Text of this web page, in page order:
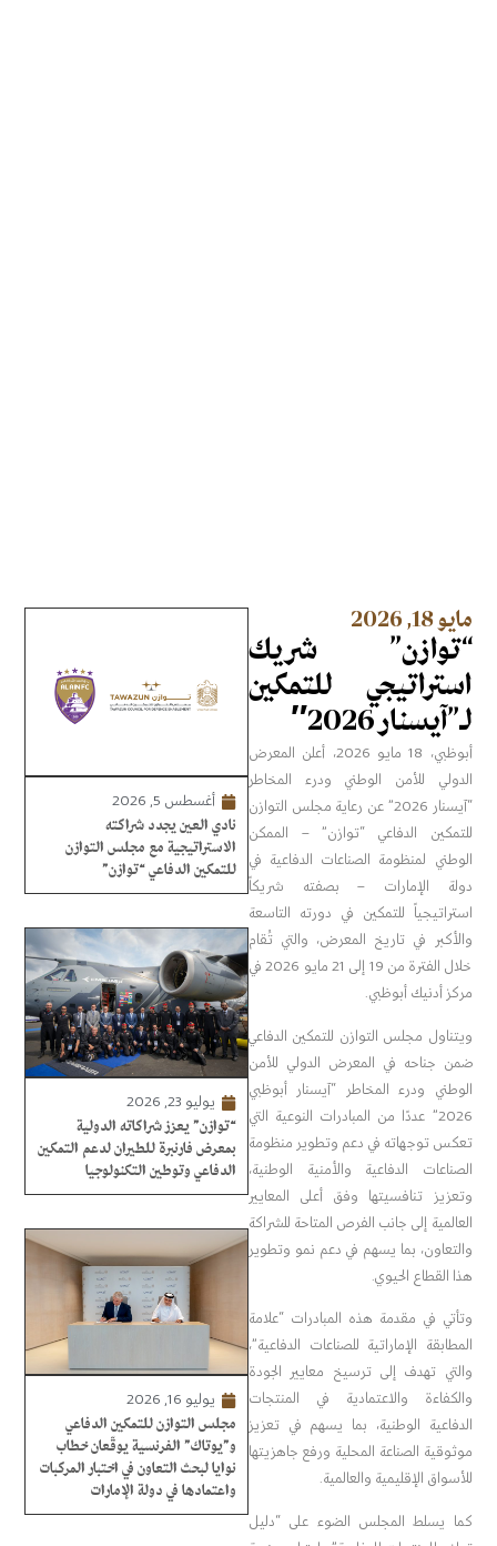
مايو 18, 2026
“توازن” شريك
استراتيجي للتمكين
لـ”آيسنار 2026″
أبوظبي، 18 مايو 2026، أعلن المعرض
الدولي للأمن الوطني ودرء المخاطر
“آيسنار 2026” عن رعاية مجلس التوازن
للتمكين الدفاعي “توازن” – الممكن
الوطني لمنظومة الصناعات الدفاعية في
دولة الإمارات – بصفته شريكاً
استراتيجياً للتمكين في دورته التاسعة
والأكبر في تاريخ المعرض، والتي تُقام
خلال الفترة من 19 إلى 21 مايو 2026 في
مركز أدنيك أبوظبي.
ويتناول مجلس التوازن للتمكين الدفاعي
ضمن جناحه في المعرض الدولي للأمن
الوطني ودرء المخاطر “آيسنار أبوظبي
2026” عددًا من المبادرات النوعية التي
تعكس توجهاته في دعم وتطوير منظومة
الصناعات الدفاعية والأمنية الوطنية،
وتعزيز تنافسيتها وفق أعلى المعايير
العالمية إلى جانب الفرص المتاحة للشراكة
والتعاون، بما يسهم في دعم نمو وتطوير
هذا القطاع الحيوي.
وتأتي في مقدمة هذه المبادرات “علامة
المطابقة الإماراتية للصناعات الدفاعية”،
والتي تهدف إلى ترسيخ معايير الجودة
والكفاءة والاعتمادية في المنتجات
الدفاعية الوطنية، بما يسهم في تعزيز
موثوقية الصناعة المحلية ورفع جاهزيتها
للأسواق الإقليمية والعالمية.
كما يسلط المجلس الضوء على “دليل
أغسطس 5, 2026
نادي العين يجدد شراكته
الاستراتيجية مع مجلس التوازن
للتمكين الدفاعي “توازن”
يوليو 23, 2026
“توازن” يعزز شراكاته الدولية
بمعرض فارنبرة للطيران لدعم التمكين
الدفاعي وتوطين التكنولوجيا
يوليو 16, 2026
مجلس التوازن للتمكين الدفاعي
و”يوتاك” الفرنسية يوقّعان خطاب
نوايا لبحث التعاون في اختبار المركبات
واعتمادها في دولة الإمارات